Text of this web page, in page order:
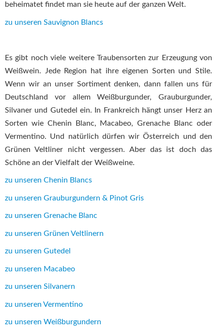
beheimatet findet man sie heute auf der ganzen Welt.
zu unseren Sauvignon Blancs
Es gibt noch viele weitere Traubensorten zur Erzeugung von
Weißwein. Jede Region hat ihre eigenen Sorten und Stile.
Wenn wir an unser Sortiment denken, dann fallen uns für
Deutschland vor allem Weißburgunder, Grauburgunder,
Silvaner und Gutedel ein. In Frankreich hängt unser Herz an
Sorten wie Chenin Blanc, Macabeo, Grenache Blanc oder
Vermentino. Und natürlich dürfen wir Österreich und den
Grünen Veltliner nicht vergessen. Aber das ist doch das
Schöne an der Vielfalt der Weißweine.
zu unseren Chenin Blancs
zu unseren Grauburgundern & Pinot Gris
zu unseren Grenache Blanc
zu unseren Grünen Veltlinern
zu unseren Gutedel
zu unseren Macabeo
zu unseren Silvanern
zu unseren Vermentino
zu unseren Weißburgundern